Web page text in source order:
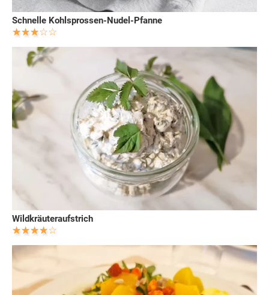
Schnelle Kohlsprossen-Nudel-Pfanne
Wildkräuteraufstrich